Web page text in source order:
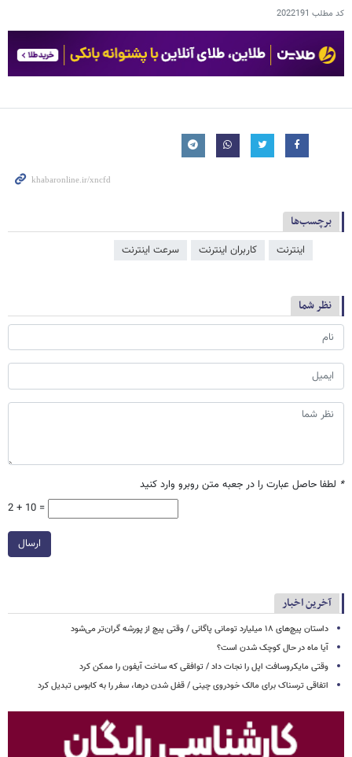
کد مطلب 2022191
برچسب‌ها
اینترنت کاربران اینترنت سرعت اینترنت
نظر شما
* لطفا حاصل عبارت را در جعبه متن روبرو وارد کنید
2 + 10 =
ارسال
آخرین اخبار
داستان پیچ‌های ۱۸ میلیارد تومانی پاگانی / وقتی پیچ از پورشه گران‌تر می‌شود
آیا ماه در حال کوچک شدن است؟
وقتی مایکروسافت اپل را نجات داد / توافقی که ساخت آیفون را ممکن کرد
اتفاقی ترسناک برای مالک خودروی چینی / قفل شدن درها، سفر را به کابوس تبدیل کرد